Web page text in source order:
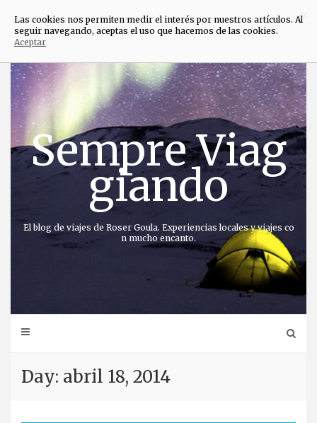
Saltar
contenido
Sempre Viag
giando
El blog de viajes de Roser Goula. Experiencias locales y viajes co
n mucho encanto.
Day: abril 18, 2014
×
Las cookies nos permiten medir el interés por nuestros artículos. Al
seguir navegando, aceptas el uso que hacemos de las cookies.
Aceptar